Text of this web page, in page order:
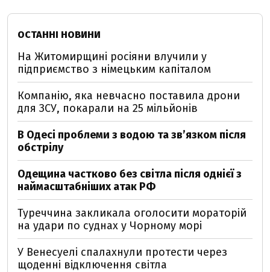
ОСТАННІ НОВИНИ
На Житомирщині росіяни влучили у
підприємство з німецьким капіталом
Компанію, яка невчасно поставила дрони
для ЗСУ, покарали на 25 мільйонів
В Одесі проблеми з водою та звʼязком після
обстрілу
Одещина частково без світла після однієї з
наймасштабніших атак РФ
Туреччина закликала оголосити мораторій
на удари по суднах у Чорному морі
У Венесуелі спалахнули протести через
щоденні відключення світла